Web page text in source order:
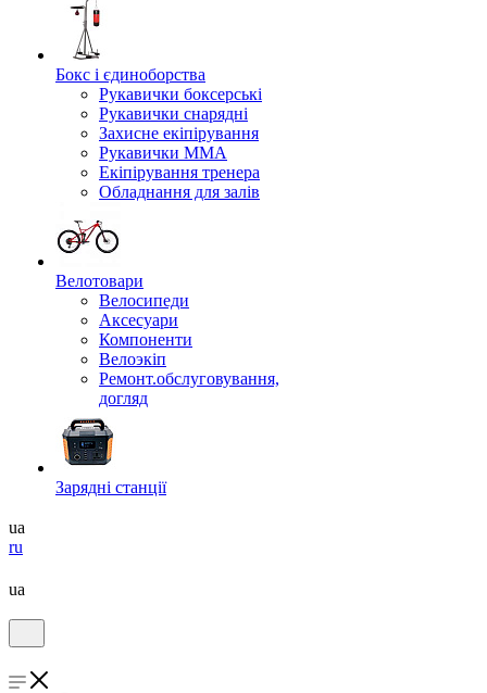
Бокс і єдиноборства
Рукавички боксерські
Рукавички снарядні
Захисне екіпірування
Рукавички ММА
Екіпірування тренера
Обладнання для залів
Велотовари
Велосипеди
Аксесуари
Компоненти
Велоэкіп
Ремонт.обслуговування,
догляд
Зарядні станції
ua
ru
ua